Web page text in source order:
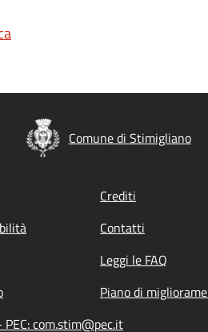
Comune di Stimigliano
Crediti
Contatti
Leggi le FAQ
Piano di
com.stim@pec.it